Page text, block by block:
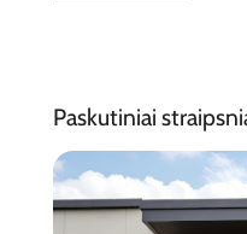
Paskutiniai